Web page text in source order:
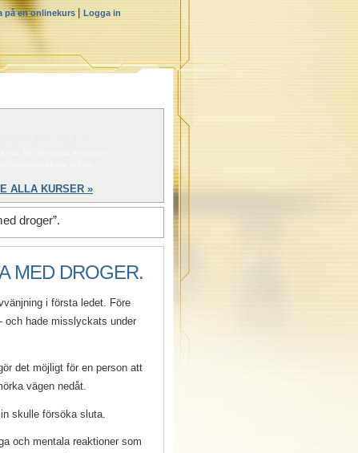
på en onlinekurs Logga in
ALLA KURSER »
droger”.
MED DROGER.
i första ledet. Före
och hade misslyckats under
det möjligt för en person att
vägen nedåt.
skulle försöka sluta.
och mentala reaktioner som